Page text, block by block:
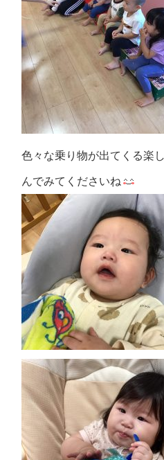
色々な乗り物が出てくる楽
んでみてくださいね